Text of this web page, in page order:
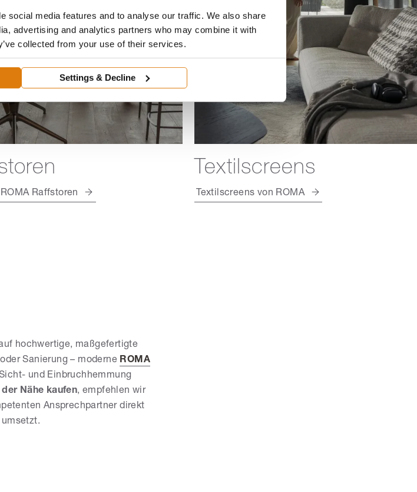
social media features and to analyse our traffic. We also share
advertising and analytics partners who may combine it with
collected from your use of their services.
Settings & Decline
Raffstoren
Textilscreens
Textilscreens von ROMA
hochwertige, maßgefertigte
Sanierung – moderne ROMA
und Einbruchhemmung
Nähe kaufen, empfehlen wir
Ansprechpartner direkt